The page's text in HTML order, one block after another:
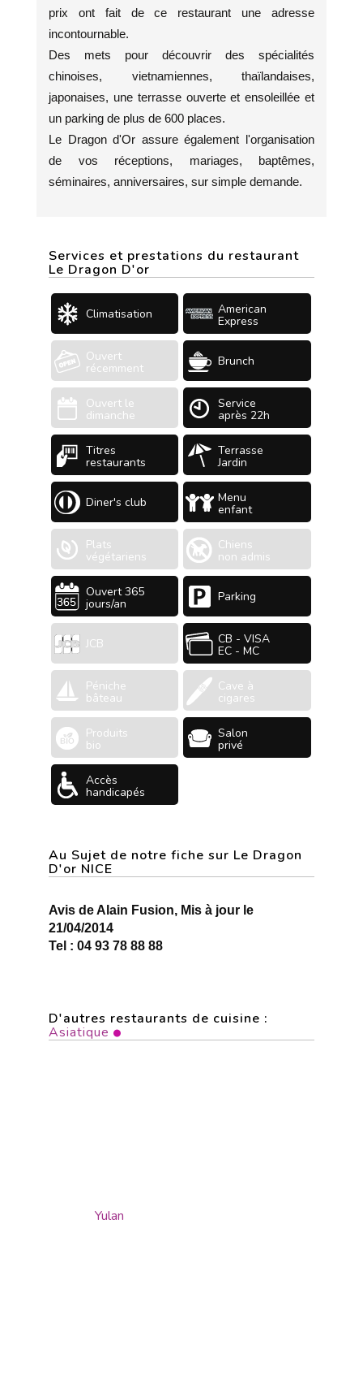
prix ont fait de ce restaurant une adresse
incontournable.
Des mets pour découvrir des spécialités
chinoises, vietnamiennes, thaïlandaises,
japonaises, une terrasse ouverte et ensoleillée et
un parking de plus de 600 places.
Le Dragon d'Or assure également l'organisation
de vos réceptions, mariages, baptêmes,
séminaires, anniversaires, sur simple demande.
Services et prestations du restaurant
Le Dragon D'or
Climatisation American
Express
Ouvert
récemment Brunch
Ouvert le
dimanche
Service
après 22h
Titres
restaurants
Terrasse
Jardin
Diner's club Menu
enfant
Plats
végétariens
Chiens
non admis
Ouvert 365
jours/an Parking
JCB CB - VISA
EC - MC
Péniche
bâteau
Cave à
cigares
Produits
bio
Salon
privé
Accès
handicapés
Au Sujet de notre fiche sur Le Dragon
D'or NICE
Avis de Alain Fusion, Mis à jour le
21/04/2014
Tel : 04 93 78 88 88
D'autres restaurants de cuisine :
Asiatique
Yulan